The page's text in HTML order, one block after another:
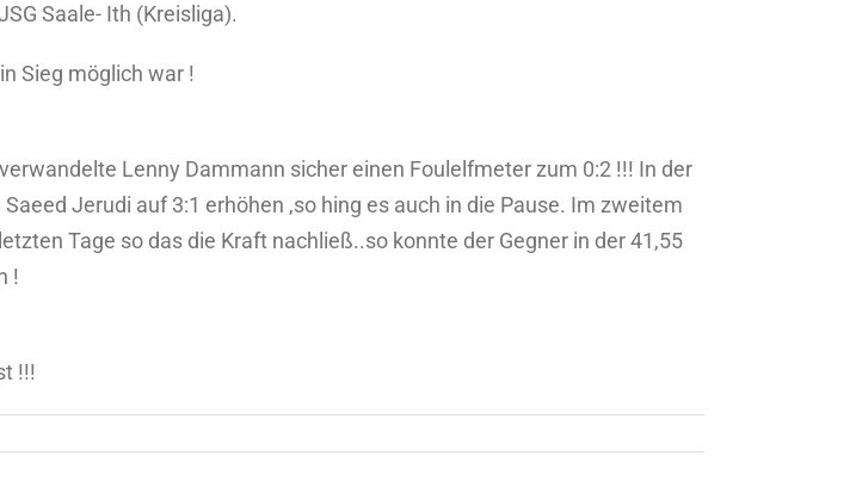
Saale- Ith (Kreisliga).
Sieg möglich war !
Lenny Dammann sicher einen Foulelfmeter zum 0:2 !!! In der
Jerudi auf 3:1 erhöhen ,so hing es auch in die Pause. Im zweitem
Tage so das die Kraft nachließ..so konnte der Gegner in der 41,55
!
!!!